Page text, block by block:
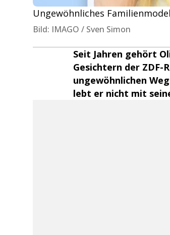
Ungewöhnliches
Bild: IMAGO / Sven Simon
Seit Jahren gehört
Gesichtern der ZDF-
ungewöhnlichen
lebt er nicht mit